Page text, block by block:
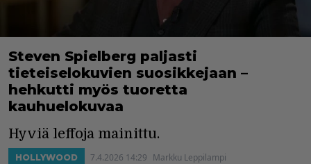
Steven Spielberg paljasti
tieteiselokuvien suosikkejaan –
hehkutti myös tuoretta
kauhuelokuvaa
Hyviä leffoja mainittu.
HOLLYWOOD 7.4.2026 14:29 Markku Leppilampi